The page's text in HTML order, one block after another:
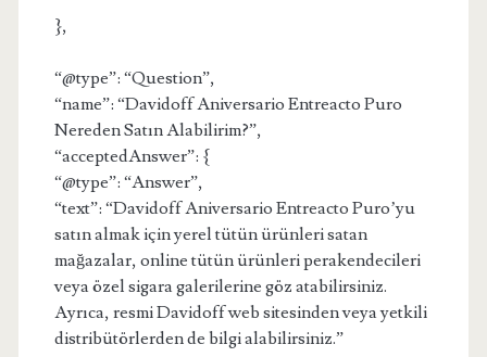
},
“@type”: “Question”,
“name”: “Davidoff Aniversario Entreacto Puro
Nereden Satın Alabilirim?”,
“acceptedAnswer”: {
“@type”: “Answer”,
“text”: “Davidoff Aniversario Entreacto Puro’yu
satın almak için yerel tütün ürünleri satan
mağazalar, online tütün ürünleri perakendecileri
veya özel sigara galerilerine göz atabilirsiniz.
Ayrıca, resmi Davidoff web sitesinden veya yetkili
distribütörlerden de bilgi alabilirsiniz.”